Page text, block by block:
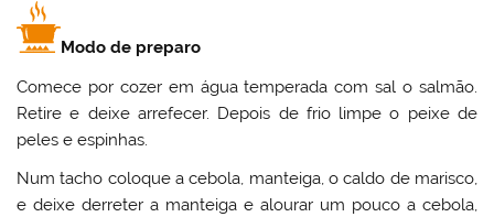
Modo de preparo
Comece por cozer em água temperada com sal o salmão.
Retire e deixe arrefecer. Depois de frio limpe o peixe de
peles e espinhas.
Num tacho coloque a cebola, manteiga, o caldo de marisco,
e deixe derreter a manteiga e alourar um pouco a cebola,